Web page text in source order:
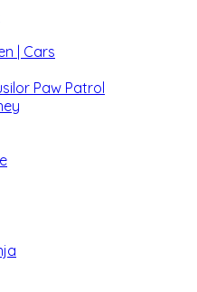
| Cars
Paw Patrol